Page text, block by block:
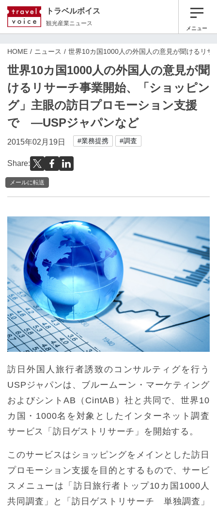
トラベルボイス
観光産業ニュース
メニュー
HOME ニュース 世界10カ国1000人の外国人の意見が聞けるリ
世界10カ国1000人の外国人の意見が聞
けるリサーチ事業開始、「ショッピン
グ」主眼の訪日プロモーション支援
で ―USPジャパンなど
2015年02月19日 #業務提携 #調査
Share:
メールに転送
訪日外国人旅行者誘致のコンサルティグを行う
USPジャパンは、ブルームーン・マーケティング
およびシントAB（CintAB）社と共同で、世界10
カ国・1000名を対象としたインターネット調査
サービス「訪日ゲストリサーチ」を開始する。
このサービスはショッピングをメインとした訪日
プロモーション支援を目的とするもので、サービ
スメニューは「訪日旅行者トップ10カ国1000人
共同調査」と「訪日ゲストリサーチ 単独調査」